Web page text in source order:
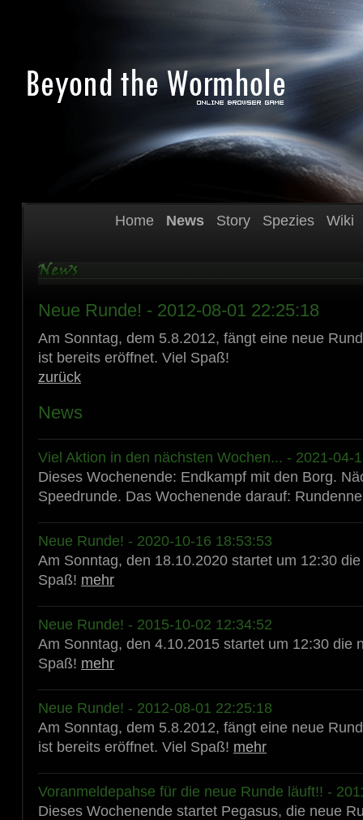
Home News Story Spezies Wiki
Neue Runde! - 2012-08-01 22:25:18
Am Sonntag, dem 5.8.2012, fängt eine neue
ist bereits eröffnet. Viel Spaß!
zurück
News
Viel Aktion in den nächsten Wochen... - 2021-04-
Dieses Wochenende: Endkampf mit den Borg.
Speedrunde. Das Wochenende darauf:
Neue Runde! - 2020-10-16 18:53:53
Am Sonntag, den 18.10.2020 startet um 12:30
Spaß! mehr
Neue Runde! - 2015-10-02 12:34:52
Am Sonntag, den 4.10.2015 startet um 12:30 die
Spaß! mehr
Neue Runde! - 2012-08-01 22:25:18
Am Sonntag, dem 5.8.2012, fängt eine neue
ist bereits eröffnet. Viel Spaß! mehr
Voranmeldepahse für die neue Runde läuft!! -
Dieses Wochenende startet Pegasus, die neue